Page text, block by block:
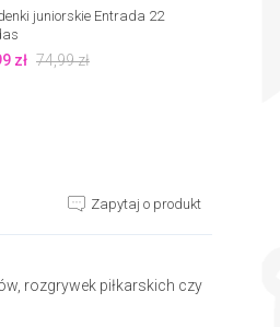
juniorskie Entrada 22
zł 74,99zł
Zapytaj o produkt
rozgrywek piłkarskich czy